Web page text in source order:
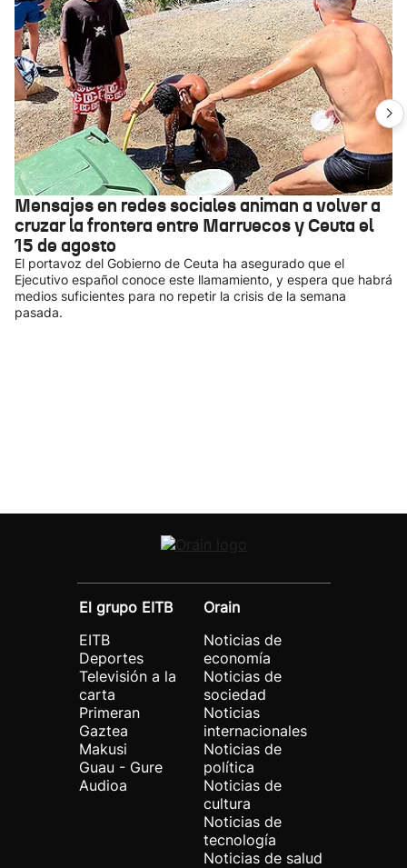
Mensajes en redes sociales animan a volver a
cruzar la frontera entre Marruecos y Ceuta el
15 de agosto
El portavoz del Gobierno de Ceuta ha asegurado que el
Ejecutivo español conoce este llamamiento, y espera que habrá
medios suficientes para no repetir la crisis de la semana
pasada.
El grupo EITB
EITB
Deportes
Televisión a la
carta
Primeran
Gaztea
Makusi
Guau - Gure
Audioa
Orain
Noticias de
economía
Noticias de
sociedad
Noticias
internacionales
Noticias de
política
Noticias de
cultura
Noticias de
tecnología
Noticias de salud